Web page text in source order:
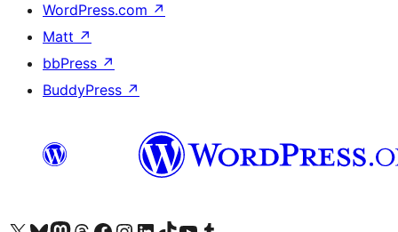
WordPress.com ↗
Matt ↗
bbPress ↗
BuddyPress ↗